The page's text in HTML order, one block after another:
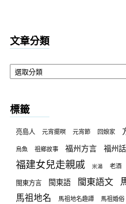
文章分類
文
章
標籤
亮島人 元宵擺暝 元宵節 回娘家
烏魚 祖鄉故事 福州方言 福州話
福建女兒走親戚 米湯 老酒
閩東方言 閩東語 閩東語文
馬祖地名 馬祖地名趣譚 馬祖婚俗